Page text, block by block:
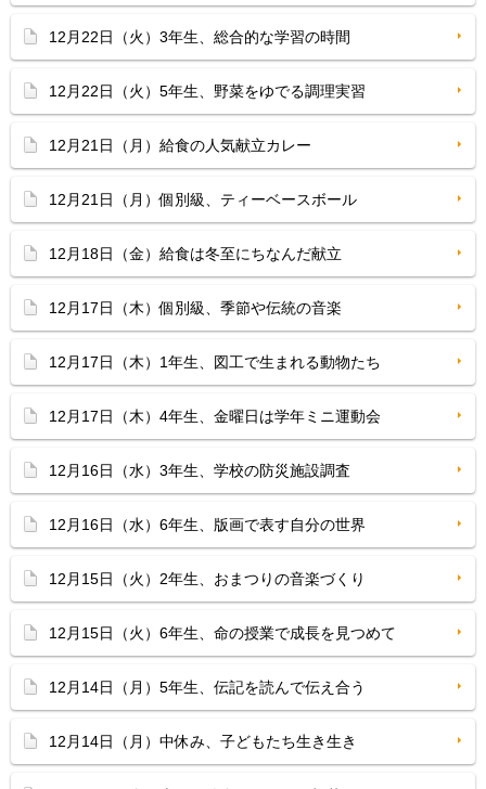
12月22日（火）3年生、総合的な学習の時間
12月22日（火）5年生、野菜をゆでる調理実習
12月21日（月）給食の人気献立カレー
12月21日（月）個別級、ティーベースボール
12月18日（金）給食は冬至にちなんだ献立
12月17日（木）個別級、季節や伝統の音楽
12月17日（木）1年生、図工で生まれる動物たち
12月17日（木）4年生、金曜日は学年ミニ運動会
12月16日（水）3年生、学校の防災施設調査
12月16日（水）6年生、版画で表す自分の世界
12月15日（火）2年生、おまつりの音楽づくり
12月15日（火）6年生、命の授業で成長を見つめて
12月14日（月）5年生、伝記を読んで伝え合う
12月14日（月）中休み、子どもたち生き生き